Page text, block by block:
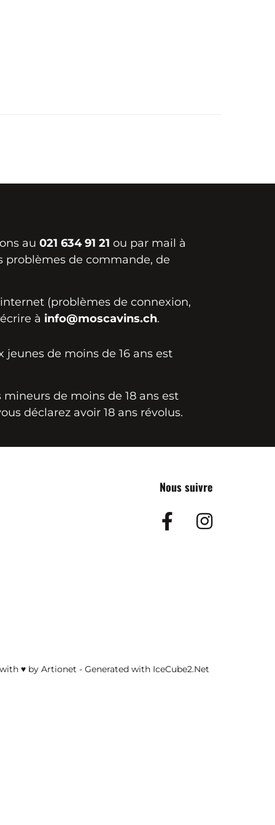
au 021 634 91 21 ou par mail à
problèmes de commande, de
(problèmes de connexion,
à info@moscavins.ch.
jeunes de moins de 16 ans est
de moins de 18 ans est
déclarez avoir 18 ans révolus.
Nous suivre
Facebook
♥ by Artionet - Generated with IceCube2.Net